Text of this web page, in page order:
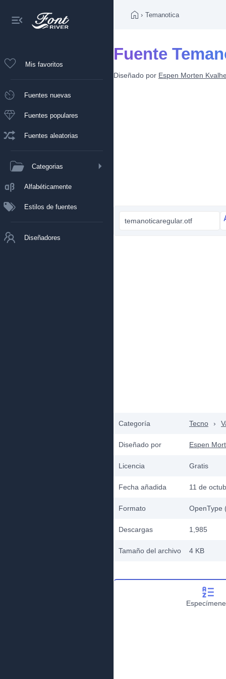
Mis favoritos
Fuentes nuevas
Fuentes populares
Fuentes aleatorias
Categorias
Alfabéticamente
Estilos de fuentes
Diseñadores
› Temanotica
Fuente
Diseñado por Espen Morten
temanoticaregular.otf
Categoría Tecno ›
Diseñado por Espen
Licencia Gratis
Fecha añadida 11 de
Formato OpenType
Descargas 1,985
Tamaño del archivo 4 KB